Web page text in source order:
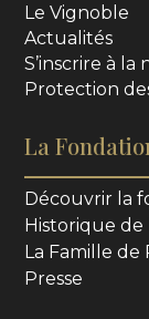
Le Vignoble
Actualités
S’inscrire à
Protection
La
Découvrir la
Historique
La Famille de
Presse